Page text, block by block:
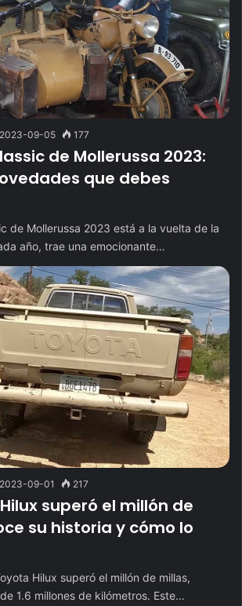
2023-09-05 177
de Mollerussa 2023:
que debes
de Mollerussa 2023 está a la vuelta de la
año, trae una emocionante…
2023-09-01 217
superó el millón de
su historia y cómo lo
Hilux superó el millón de millas,
1.6 millones de kilómetros. Este…